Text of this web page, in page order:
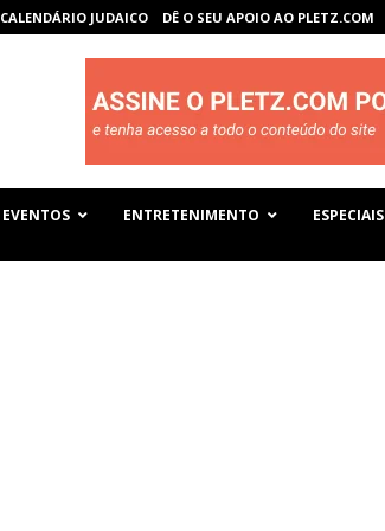
CALENDÁRIO JUDAICO DÊ O SEU APOIO AO PLETZ.COM
EVENTOS ENTRETENIMENTO ESPECIAIS